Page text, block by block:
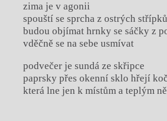
zima je v agonii
spouští se sprcha z ostrých střípků
budou objímat hrnky se sáčky z
vděčně se na sebe usmívat
podvečer je sundá ze skřipce
paprsky přes okenní sklo hřejí
která lne jen k místům a teplým